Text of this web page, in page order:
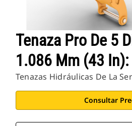
Tenaza Pro De 5
1.086 Mm (43
Tenazas Hidráulicas De La
Consultar